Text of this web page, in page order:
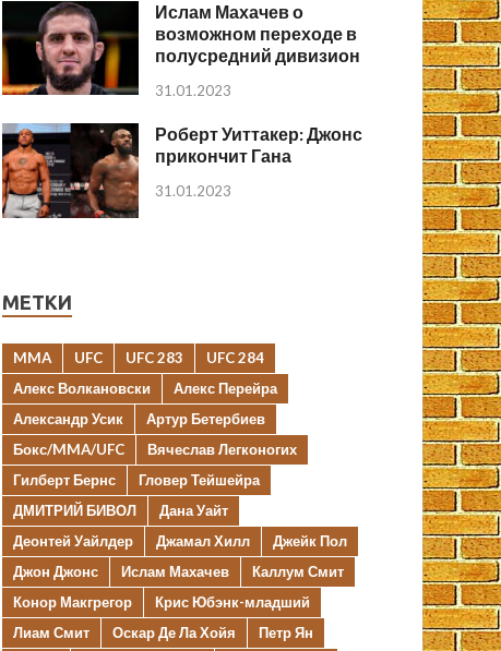
Ислам Махачев о
возможном переходе в
полусредний дивизион
31.01.2023
Роберт Уиттакер: Джонс
прикончит Гана
31.01.2023
МЕТКИ
MMA UFC UFC 283
UFC 284
Алекс Волкановски
Алекс Перейра
Александр Усик
Артур Бетербиев
Бокс/MMA/UFC
Вячеслав Легконогих
Гилберт Бернс
Гловер Тейшейра
ДМИТРИЙ БИВОЛ
Дана Уайт
Деонтей Уайлдер
Джамал Хилл
Джейк Пол
Джон Джонс
Ислам Махачев
Каллум Смит
Конор Макгрегор
Крис Юбэнк-младший
Лиам Смит
Оскар Де Ла Хойя Петр Ян